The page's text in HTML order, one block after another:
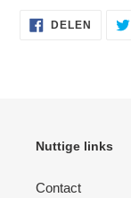
DELEN
DELEN
Nuttige links
Contact